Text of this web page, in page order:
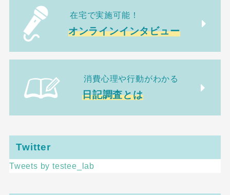
在宅で実施可能！
オンラインインタビュー
消費心理や行動がわかる
日記調査とは
Twitter
Tweets by testee_lab